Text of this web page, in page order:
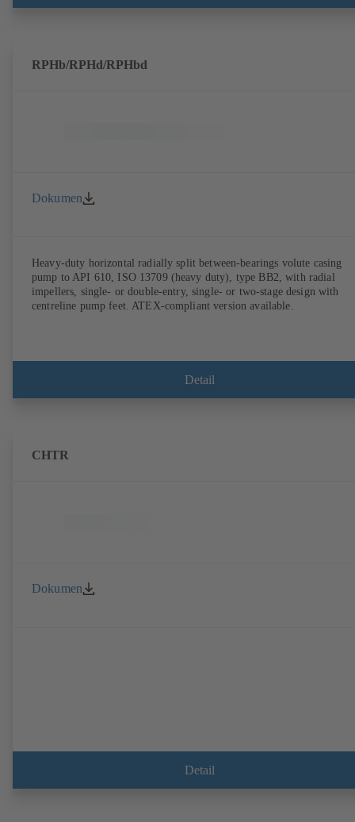
RPHb/RPHd/RPHbd
Dokumen
Heavy-duty horizontal radially split between-bearings volute casing
pump to API 610, ISO 13709 (heavy duty), type BB2, with radial
impellers, single- or double-entry, single- or two-stage design with
centreline pump feet. ATEX-compliant version available.
Detail
CHTR
Dokumen
Detail